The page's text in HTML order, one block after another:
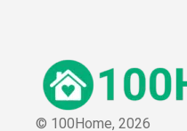
© 100Home, 2026